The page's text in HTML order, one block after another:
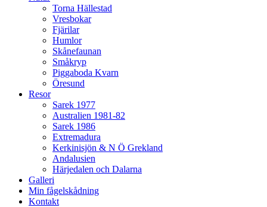
Torna Hällestad
Vresbokar
Fjärilar
Humlor
Skånefaunan
Småkryp
Piggaboda Kvarn
Öresund
Resor
Sarek 1977
Australien 1981-82
Sarek 1986
Extremadura
Kerkinisjön & N Ö Grekland
Andalusien
Härjedalen och Dalarna
Galleri
Min fågelskådning
Kontakt